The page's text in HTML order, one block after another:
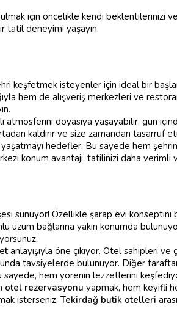
için öncelikle kendi beklentilerinizi
tatil deneyimi yaşayın.
keşfetmek isteyenler için ideal bir
hem de alışveriş merkezleri ve
atmosferini doyasıya yaşayabilir, gün
kaldırır ve size zamandan tasarruf
hedefler. Bu sayede hem
konum avantajı, tatilinizi daha
sunuyor! Özellikle şarap evi
bağlarına yakın konumda
anlayışıyla öne çıkıyor. Otel sahipleri ve
tavsiyelerde bulunuyor. Diğer
sayede, hem yörenin lezzetlerini
otel rezervasyonu yapmak, hem keyifli
isterseniz, Tekirdağ butik otelleri